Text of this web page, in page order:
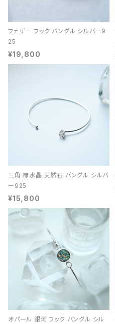
フェザー フック バングル シルバー9
25
¥19,800
三角 緑水晶 天然石 バングル シルバ
ー925
¥15,800
オパール 銀河 フック バングル シル